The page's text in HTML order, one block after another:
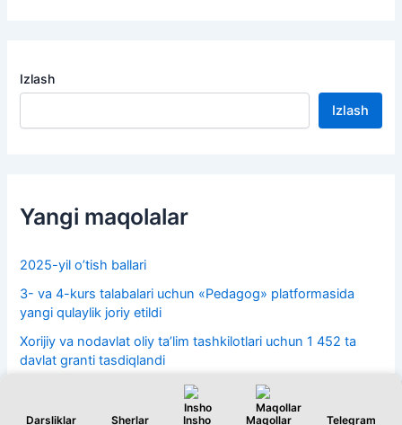
Izlash
Izlash
Yangi maqolalar
2025-yil o’tish ballari
3- va 4-kurs talabalari uchun «Pedagog» platformasida
yangi qulaylik joriy etildi
Xorijiy va nodavlat oliy taʼlim tashkilotlari uchun 1 452 ta
davlat granti tasdiqlandi
Uchinchi kun 16-iyul test natijalari e’lon qilindi
15-iyul 2-kun test natijalari 2026
Darsliklar Sherlar Insho Maqollar Telegram